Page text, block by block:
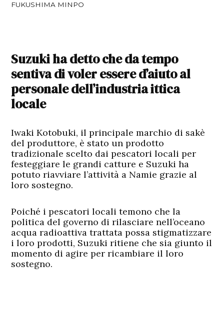
FUKUSHIMA MINPO
Suzuki ha detto che da tempo
sentiva di voler essere d’aiuto al
personale dell’industria ittica
locale
Iwaki Kotobuki, il principale marchio di sakè
del produttore, è stato un prodotto
tradizionale scelto dai pescatori locali per
festeggiare le grandi catture e Suzuki ha
potuto riavviare l’attività a Namie grazie al
loro sostegno.
Poiché i pescatori locali temono che la
politica del governo di rilasciare nell’oceano
acqua radioattiva trattata possa stigmatizzare
i loro prodotti, Suzuki ritiene che sia giunto il
momento di agire per ricambiare il loro
sostegno.